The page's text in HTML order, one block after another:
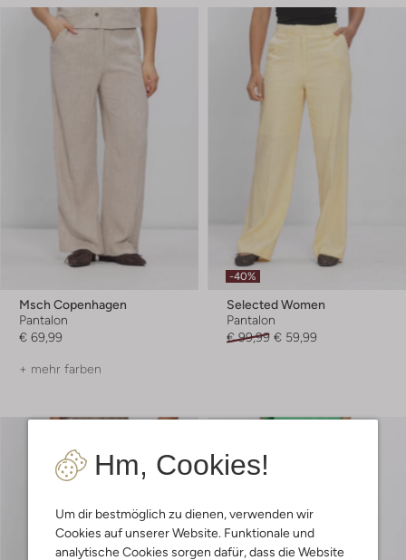
Hm, Cookies!
Um dir bestmöglich zu dienen, verwenden wir
Cookies auf unserer Website. Funktionale und
analytische Cookies sorgen dafür, dass die Website
Msch Copenhagen
Pantalon
€ 69,99
+ mehr farben
-40%
Selected Women
Pantalon
€ 99,99 € 59,99